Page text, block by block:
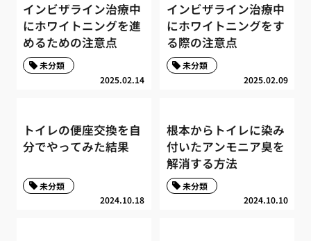
インビザライン治療中
にホワイトニングを進
めるための注意点
2025.02.14
未分類
インビザライン治療中
にホワイトニングをす
る際の注意点
2025.02.09
未分類
トイレの便座交換を自
分でやってみた結果
2024.10.18
未分類
根本からトイレに染み
付いたアンモニア臭を
解消する方法
2024.10.10
未分類